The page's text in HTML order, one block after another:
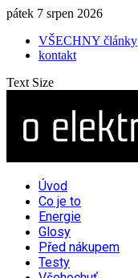
pátek 7 srpen 2026
VŠECHNY články
kontakt
Text Size
Úvod
Co je to
Energie
Glosy
Před nákupem
Testy